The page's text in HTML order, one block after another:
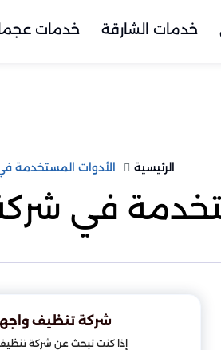
خدمات الشارقة خدمات
الرئيسية الأدوات المستخدمة
في
شركة تنظيف
إذا كنت تبحث عن شركة